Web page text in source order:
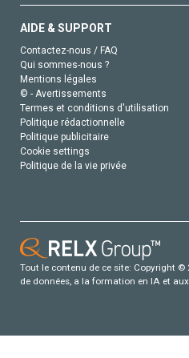
AIDE & SUPPORT
Contactez-nous / FAQ
Qui sommes-nous ?
Mentions légales
© - Avertissements
Termes et conditions d'utilisation
Politique rédactionnelle
Politique publicitaire
Cookie settings
Politique de la vie privée
Tout le contenu de ce site: Copyright
de données, a la formation en IA et